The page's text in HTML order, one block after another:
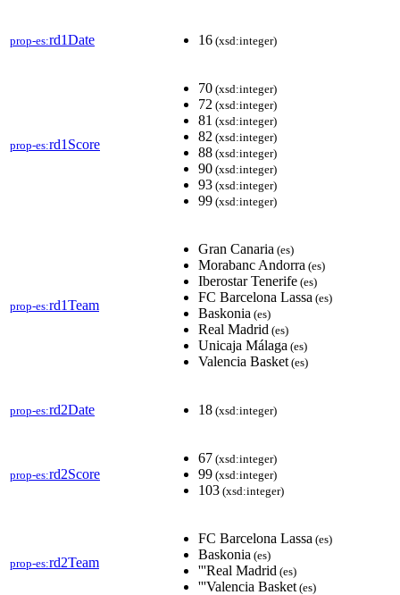
prop-es:rd1Date 16 (xsd:integer)
prop-es:rd1Score
70 (xsd:integer)
72 (xsd:integer)
81 (xsd:integer)
82 (xsd:integer)
88 (xsd:integer)
90 (xsd:integer)
93 (xsd:integer)
99 (xsd:integer)
prop-es:rd1Team
Gran Canaria (es)
Morabanc Andorra (es)
Iberostar Tenerife (es)
FC Barcelona Lassa (es)
Baskonia (es)
Real Madrid (es)
Unicaja Málaga (es)
Valencia Basket (es)
prop-es:rd2Date 18 (xsd:integer)
prop-es:rd2Score
67 (xsd:integer)
99 (xsd:integer)
103 (xsd:integer)
prop-es:rd2Team
FC Barcelona Lassa (es)
Baskonia (es)
'''Real Madrid (es)
'''Valencia Basket (es)